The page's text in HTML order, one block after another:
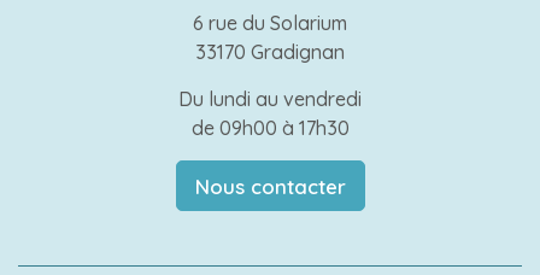
6 rue du Solarium
33170 Gradignan
Du lundi au vendredi
de 09h00 à 17h30
Nous contacter